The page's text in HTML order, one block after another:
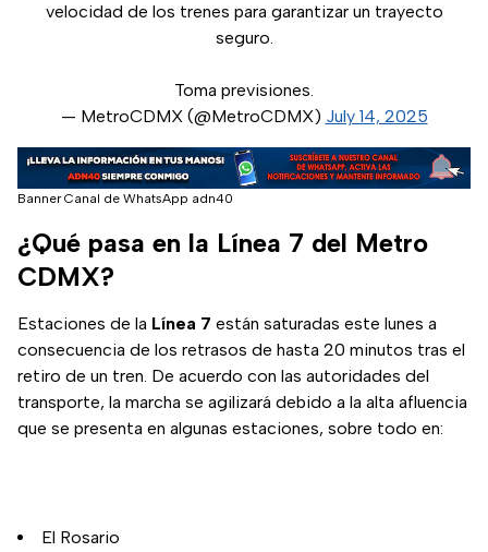
velocidad de los trenes para garantizar un trayecto
seguro.
Toma previsiones.
— MetroCDMX (@MetroCDMX) July 14, 2025
Banner Canal de WhatsApp adn40
¿Qué pasa en la Línea 7 del Metro
CDMX?
Estaciones de la Línea 7 están saturadas este lunes a
consecuencia de los retrasos de hasta 20 minutos tras el
retiro de un tren. De acuerdo con las autoridades del
transporte, la marcha se agilizará debido a la alta afluencia
que se presenta en algunas estaciones, sobre todo en:
El Rosario